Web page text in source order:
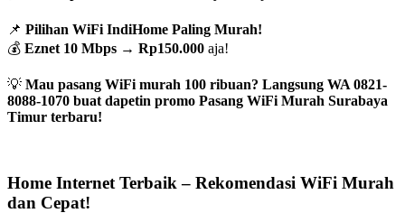
📌 Pilihan WiFi IndiHome Paling Murah!
💰 Eznet 10 Mbps → Rp150.000 aja!
💡 Mau pasang WiFi murah 100 ribuan? Langsung WA 0821-
8088-1070 buat dapetin promo Pasang WiFi Murah Surabaya
Timur terbaru!
Home Internet Terbaik – Rekomendasi WiFi Murah
dan Cepat!